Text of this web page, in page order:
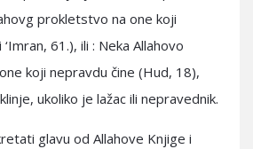
prokletstvo na one koji
61.), ili : Neka Allahovo
koji nepravdu čine (Hud, 18),
ukoliko je lažac ili nepravednik.
glavu od Allahove Knjige i